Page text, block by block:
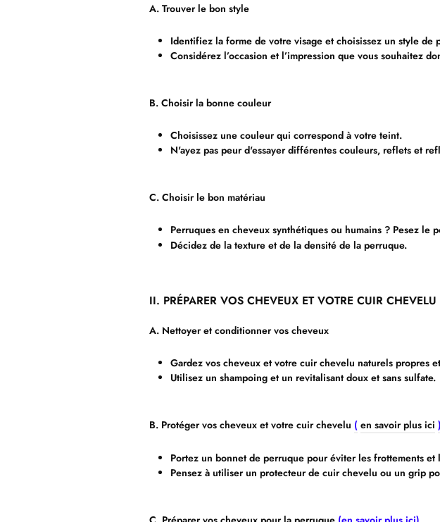
A. Trouver le bon style
Identifiez la forme de votre visage et choisissez un style de
Considérez l’occasion et l’impression que vous souhaitez
B. Choisir la bonne couleur
Choisissez une couleur qui correspond à votre teint.
N'ayez pas peur d'essayer différentes couleurs, reflets et
C. Choisir le bon matériau
Perruques en cheveux synthétiques ou humains ? Pesez le
Décidez de la texture et de la densité de la perruque.
II. PRÉPARER VOS CHEVEUX ET VOTRE CUIR CHEVELU
A. Nettoyer et conditionner vos cheveux
Gardez vos cheveux et votre cuir chevelu naturels propres
Utilisez un shampoing et un revitalisant doux et sans sulfate.
B. Protéger vos cheveux et votre cuir chevelu ( en savoir plus ici )
Portez un bonnet de perruque pour éviter les frottements et
Pensez à utiliser un protecteur de cuir chevelu ou un grip